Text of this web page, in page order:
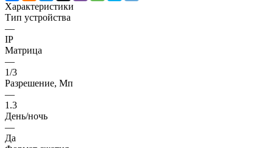
Характеристики
Тип устройства
—
IP
Матрица
—
1/3
Разрешение, Мп
—
1.3
День/ночь
—
Да